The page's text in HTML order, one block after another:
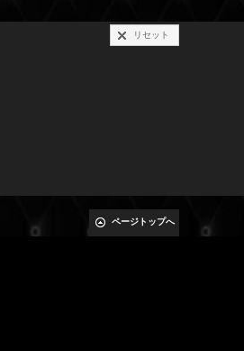
リセット
ページトップへ